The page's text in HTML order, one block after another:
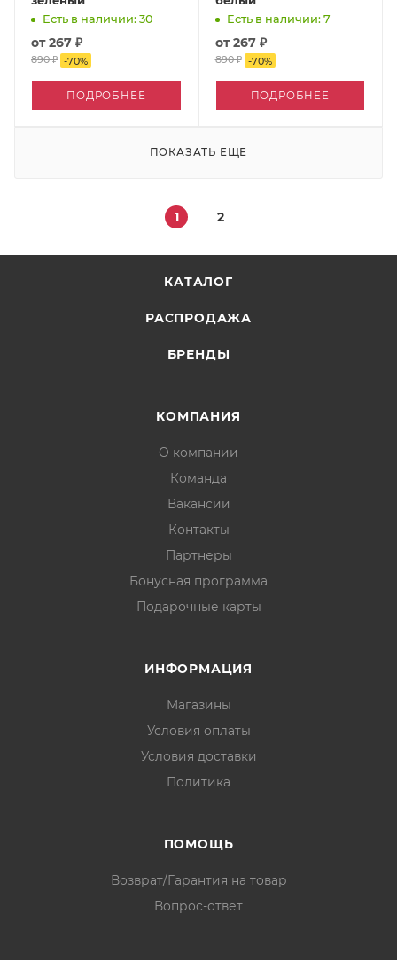
Есть в наличии: 30
от267 ₽
890 ₽ -70%
ПОДРОБНЕЕ
Есть в наличии: 7
от267 ₽
890 ₽ -70%
ПОДРОБНЕЕ
ПОКАЗАТЬ ЕЩЕ
1 2
КАТАЛОГ
РАСПРОДАЖА
БРЕНДЫ
КОМПАНИЯ
О компании
Команда
Вакансии
Контакты
Партнеры
Бонусная программа
Подарочные карты
ИНФОРМАЦИЯ
Магазины
Условия оплаты
Условия доставки
Политика
ПОМОЩЬ
Возврат/Гарантия на товар
Вопрос-ответ